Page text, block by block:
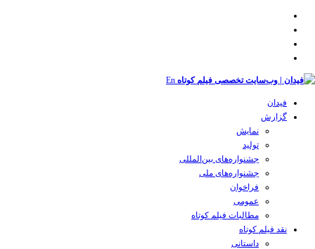
En
فیدان
گزارش
نمایش
تولید
‌‌جشنواره‌های بین‌المللی
جشنواره‌های ملی
فراخوان
عمومی
مطالبات فیلم کوتاه
نقد فیلم کوتاه
داستانی